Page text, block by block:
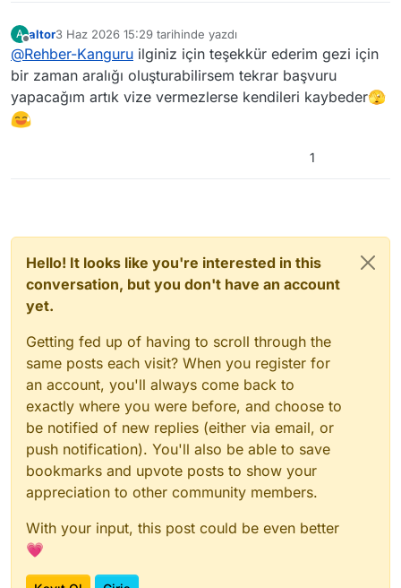
A
Çevrimdışı
altor3 Haz 2026 15:29 tarihinde yazdı
Son düzenleyen:
@Rehber-Kanguru ilginiz için teşekkür ederim gezi için
bir zaman aralığı oluşturabilirsem tekrar başvuru
yapacağım artık vize vermezlerse kendileri kaybeder🫣
1
Hello! It looks like you're interested in this
conversation, but you don't have an account
yet.
Getting fed up of having to scroll through the
same posts each visit? When you register for
an account, you'll always come back to
exactly where you were before, and choose to
be notified of new replies (either via email, or
push notification). You'll also be able to save
bookmarks and upvote posts to show your
appreciation to other community members.
With your input, this post could be even better
💗